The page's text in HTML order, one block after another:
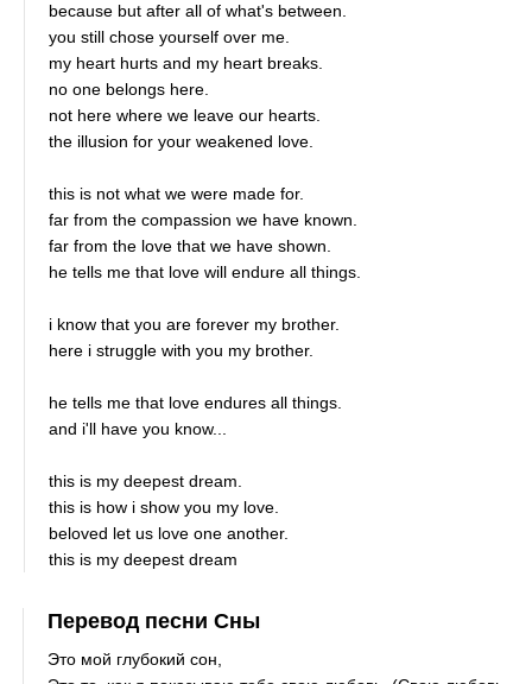
because but after all of what's between.
you still chose yourself over me.
my heart hurts and my heart breaks.
no one belongs here.
not here where we leave our hearts.
the illusion for your weakened love.
this is not what we were made for.
far from the compassion we have known.
far from the love that we have shown.
he tells me that love will endure all things.
i know that you are forever my brother.
here i struggle with you my brother.
he tells me that love endures all things.
and i'll have you know...
this is my deepest dream.
this is how i show you my love.
beloved let us love one another.
this is my deepest dream
Перевод песни Сны
Это мой глубокий сон,